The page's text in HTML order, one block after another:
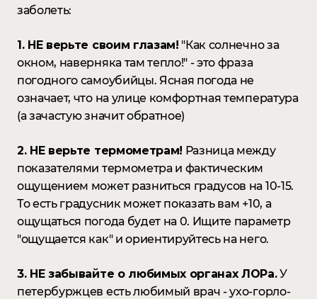
заболеть:
1. НЕ верьте своим глазам! "Как солнечно за
окном, наверняка там тепло!" - это фраза
погодного самоубийцы. Ясная погода не
означает, что на улице комфортная температура
(а зачастую значит обратное)
2. НЕ верьте термометрам! Разница между
показателями термометра и фактическим
ощущением может разниться градусов на 10-15.
То есть градусник может показать вам +10, а
ощущаться погода будет на 0. Ищите параметр
"ощущается как" и ориентируйтесь на него.
3. НЕ забывайте о любимых органах ЛОРа.У
петербуржцев есть любимый врач - ухо-горло-